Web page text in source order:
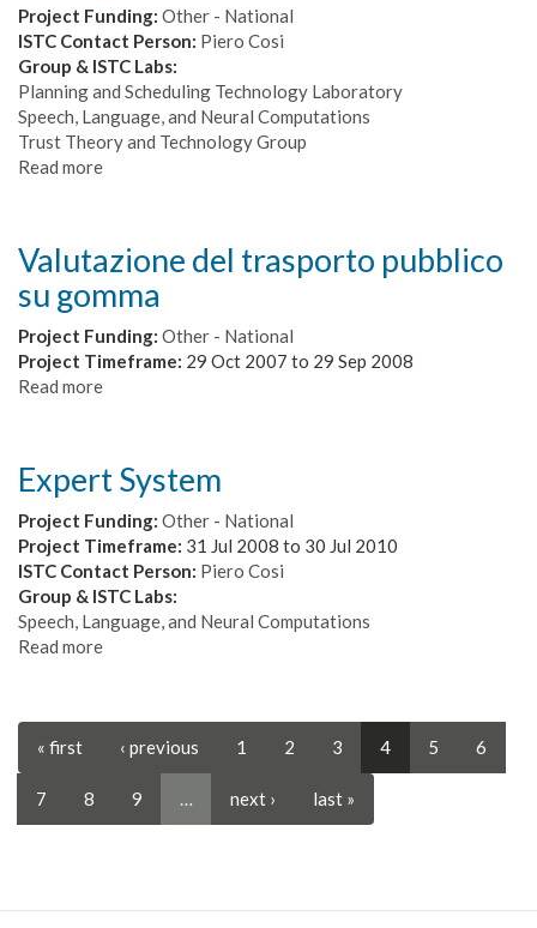
material
systems
via
visual-
cognitive-
social
Project Funding: Other - National
ISTC Contact Person: Piero Cosi
Group & ISTC Labs:
Planning and Scheduling Technology Laboratory
Speech, Language, and Neural Computations
Trust Theory and Technology Group
Read more
nuova
piattaforma
di
assistente
Valutazione del trasporto pubblico
su gomma
Project Funding: Other - National
Project Timeframe: 29 Oct 2007 to 29 Sep 2008
Read more
pubblico
gomma
Expert System
Project Funding: Other - National
Project Timeframe: 31 Jul 2008 to 30 Jul 2010
ISTC Contact Person: Piero Cosi
Group & ISTC Labs:
Speech, Language, and Neural Computations
Read more
« first ‹ previous 1 2 3 4 5 6
7 8 9 next › last »